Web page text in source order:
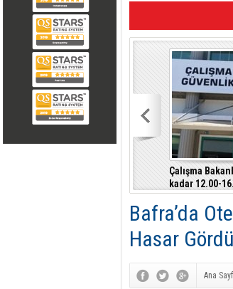
Çalışma
kadar 12.00-
arasında
yasakladı
Bafra’da
Hasar Gördü
Ana